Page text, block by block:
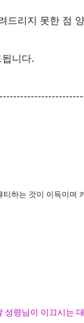
드리지 못한 점
니다.
티하는 것이 이득이며
성령님이 이끄시는